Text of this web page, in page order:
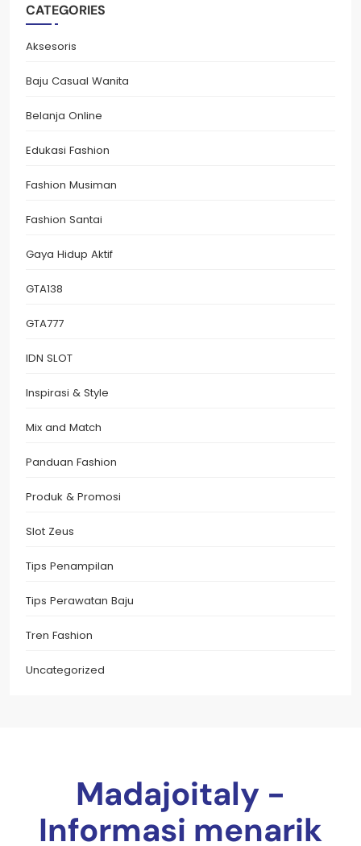
CATEGORIES
Aksesoris
Baju Casual Wanita
Belanja Online
Edukasi Fashion
Fashion Musiman
Fashion Santai
Gaya Hidup Aktif
GTA138
GTA777
IDN SLOT
Inspirasi & Style
Mix and Match
Panduan Fashion
Produk & Promosi
Slot Zeus
Tips Penampilan
Tips Perawatan Baju
Tren Fashion
Uncategorized
Madajoitaly -
Informasi menarik